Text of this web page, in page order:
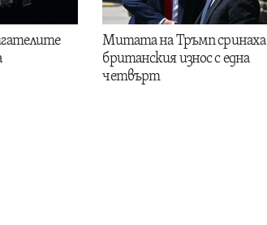
Митата на Тръмп сринаха
британския износ с една
четвърт